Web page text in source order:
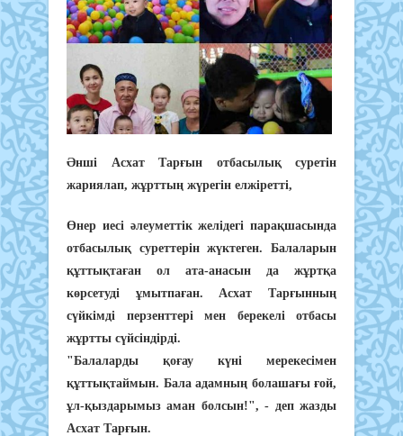
Әнші Асхат Тарғын отбасылық суретін
жариялап, жұрттың жүрегін елжіретті,
Өнер иесі әлеуметтік желідегі парақшасында
отбасылық суреттерін жүктеген. Балаларын
құттықтаған ол ата-анасын да жұртқа
көрсетуді ұмытпаған. Асхат Тарғынның
сүйкімді перзенттері мен берекелі отбасы
жұртты сүйсіндірді.
"Балаларды қоғау күні мерекесімен
құттықтаймын. Бала адамның болашағы ғой,
ұл-қыздарымыз аман болсын!", - деп жазды
Асхат Тарғын.